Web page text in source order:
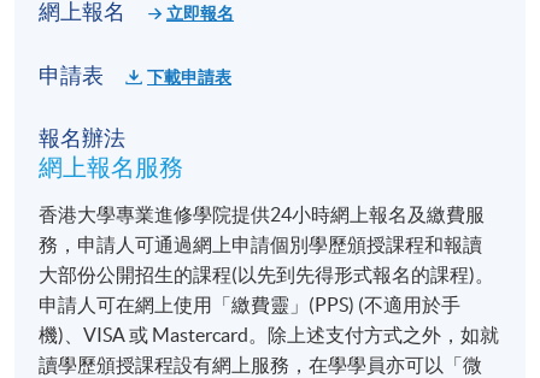
網上報名 立即報名
申請表 下載申請表
報名辦法
網上報名服務
香港大學專業進修學院提供24小時網上報名及繳費服
務，申請人可通過網上申請個別學歷頒授課程和報讀
大部份公開招生的課程(以先到先得形式報名的課程)。
申請人可在網上使用「繳費靈」(PPS) (不適用於手
機)、VISA 或 Mastercard。除上述支付方式之外，如就
讀學歷頒授課程設有網上服務，在學學員亦可以「微